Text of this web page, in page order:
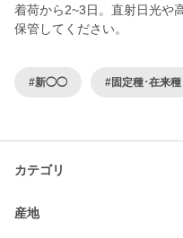
着荷から2~3日。直射日光や
保管してください。
#新◯◯ #固定種･在来種
カテゴリ
産地